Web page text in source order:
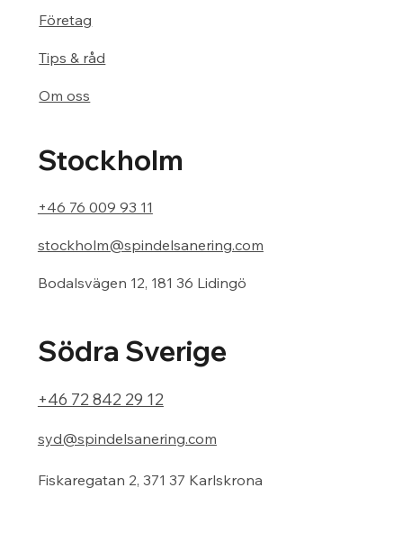
Företag
Tips & råd
Om oss
Södra Sverige
+46 72 842 29 12
Fiskaregatan 2, 371 37 Karlskrona
syd@spindelsanering.com
Stockholm
+46 76 009 93 11
Bodalsvägen 12, 181 36 Lidingö
stockholm@spindelsanering.com